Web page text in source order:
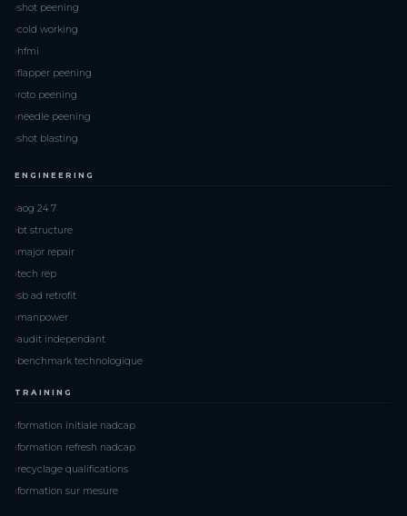
shot peening
cold working
hfmi
flapper peening
roto peening
needle peening
shot blasting
ENGINEERING
aog 24 7
bt structure
major repair
tech rep
sb ad retrofit
manpower
audit independant
benchmark technologique
TRAINING
formation initiale nadcap
formation refresh nadcap
recyclage qualifications
formation sur mesure